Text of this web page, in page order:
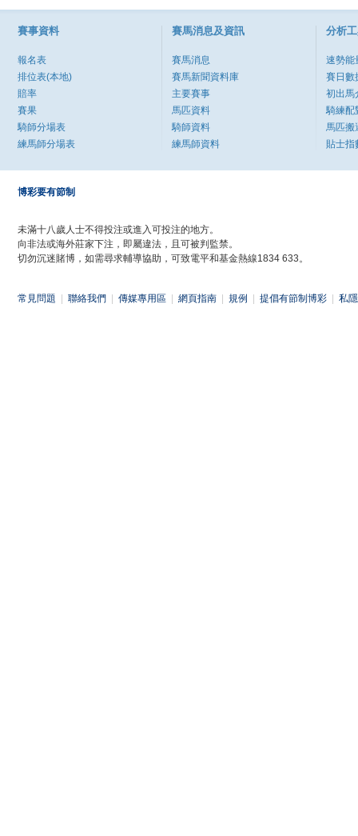
賽事資料
報名表
排位表(本地)
賠率
賽果
騎師分場表
練馬師分場表
賽馬消息及資訊
賽馬消息
賽馬新聞資料庫
主要賽事
馬匹資料
騎師資料
練馬師資料
分析
速勢能
賽日數
初出馬
騎練配
馬匹搬
貼士指
博彩要有節制
未滿十八歲人士不得投注或進入可投注的地方。
向非法或海外莊家下注，即屬違法，且可被判監禁。
切勿沉迷賭博，如需尋求輔導協助，可致電平和基金熱線1834 633。
常見問題 聯絡我們 傳媒專用區 網頁指南 規例 提倡有節制博彩 私